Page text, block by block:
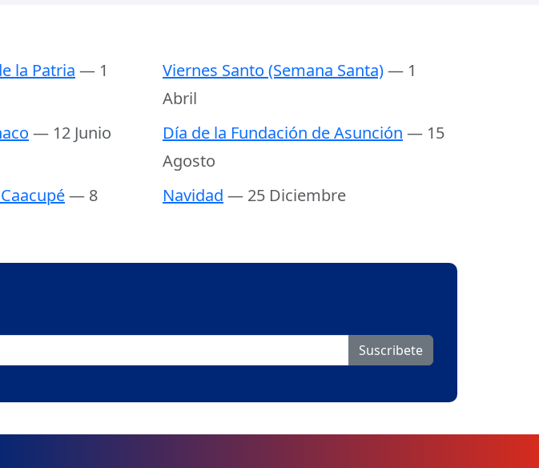
la Patria — 1
Viernes Santo (Semana Santa)— 1
Abril
— 12 Junio Día de la Fundación de Asunción — 15
Agosto
— 8
Navidad — 25 Diciembre
Suscribete